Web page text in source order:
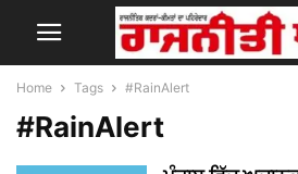
Home Tags #RainAlert
#RainAlert